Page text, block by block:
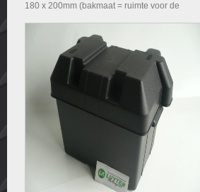
180 x 200mm (bakmaat = ruimte voor de
accu). Buitenkant (Totale afmetingen accubak
exclusief deksel): - Zonder handvatten L x B x
H (mm) 290x200x210 - Met handvatten L x B
x H (mm) 340x200x210. Buitenkant (Totale
afmetingen accubak inclusief deksel): L x B x
H (mm) 340x240x280.